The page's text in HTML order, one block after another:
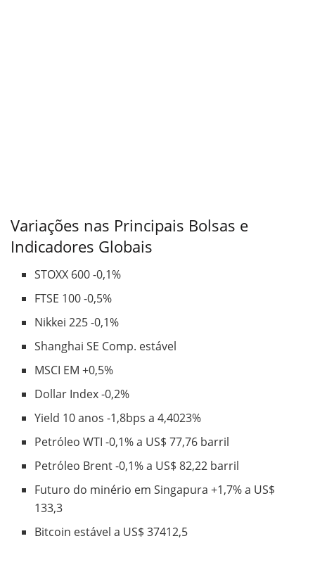
Variações nas Principais Bolsas e
Indicadores Globais
STOXX 600 -0,1%
FTSE 100 -0,5%
Nikkei 225 -0,1%
Shanghai SE Comp. estável
MSCI EM +0,5%
Dollar Index -0,2%
Yield 10 anos -1,8bps a 4,4023%
Petróleo WTI -0,1% a US$ 77,76 barril
Petróleo Brent -0,1% a US$ 82,22 barril
Futuro do minério em Singapura +1,7% a US$
133,3
Bitcoin estável a US$ 37412,5